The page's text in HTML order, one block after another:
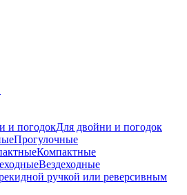
Для двойни и погодок
Прогулочные
Компактные
Вездеходные